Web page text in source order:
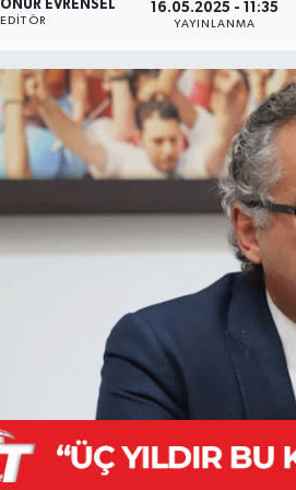
ONUR EVRENSEL
EDITÖR
16.05.2025 - 11:35
YAYINLANMA